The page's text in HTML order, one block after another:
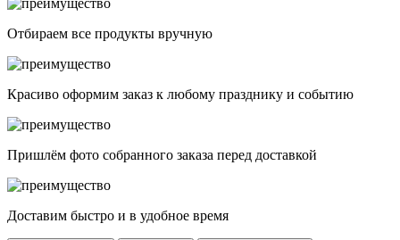
Отбираем все продукты вручную
Красиво оформим заказ к любому празднику и событию
Пришлём фото собранного заказа перед доставкой
Доставим быстро и в удобное время